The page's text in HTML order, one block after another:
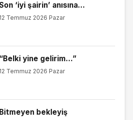
‘iyi şairin’ anısına…
12 Temmuz 2026 Pazar
“Belki yine gelirim…”
12 Temmuz 2026 Pazar
Bitmeyen bekleyiş